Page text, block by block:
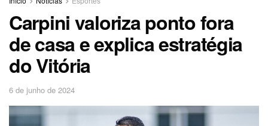
Carpini valoriza ponto fora
de casa e explica estratégia
do Vitória
6 de junho de 2024